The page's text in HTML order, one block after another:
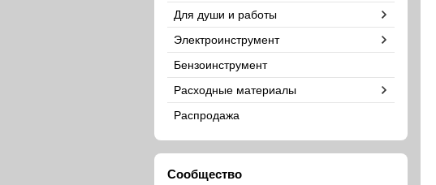
Для души и работы
Электроинструмент
Бензоинструмент
Расходные материалы
Распродажа
Сообщество